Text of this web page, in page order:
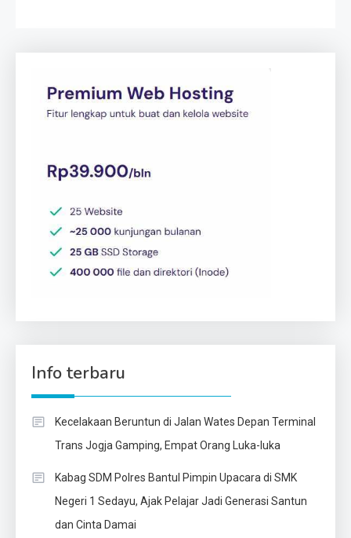
Info terbaru
Kecelakaan Beruntun di Jalan Wates Depan Terminal
Trans Jogja Gamping, Empat Orang Luka-luka
Kabag SDM Polres Bantul Pimpin Upacara di SMK
Negeri 1 Sedayu, Ajak Pelajar Jadi Generasi Santun
dan Cinta Damai